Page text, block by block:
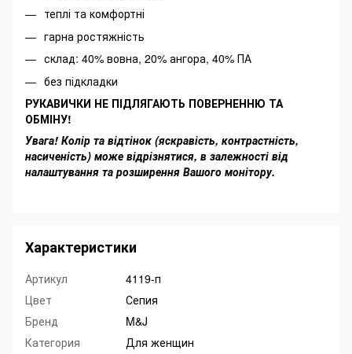
теплі та комфортні
гарна ростяжність
склад: 40% вовна, 20% ангора, 40% ПА
без підкладки
РУКАВИЧКИ НЕ ПІДЛЯГАЮТЬ ПОВЕРНЕННЮ ТА
ОБМІНУ!
Увага! Колір та відтінок (яскравість, контрастність,
насиченість) може відрізнятися, в залежності від
налаштування та розширення Вашого монітору.
Характеристики
Артикул
4119-п
Цвет
Сепия
Бренд
M&J
Категория
Для женщин